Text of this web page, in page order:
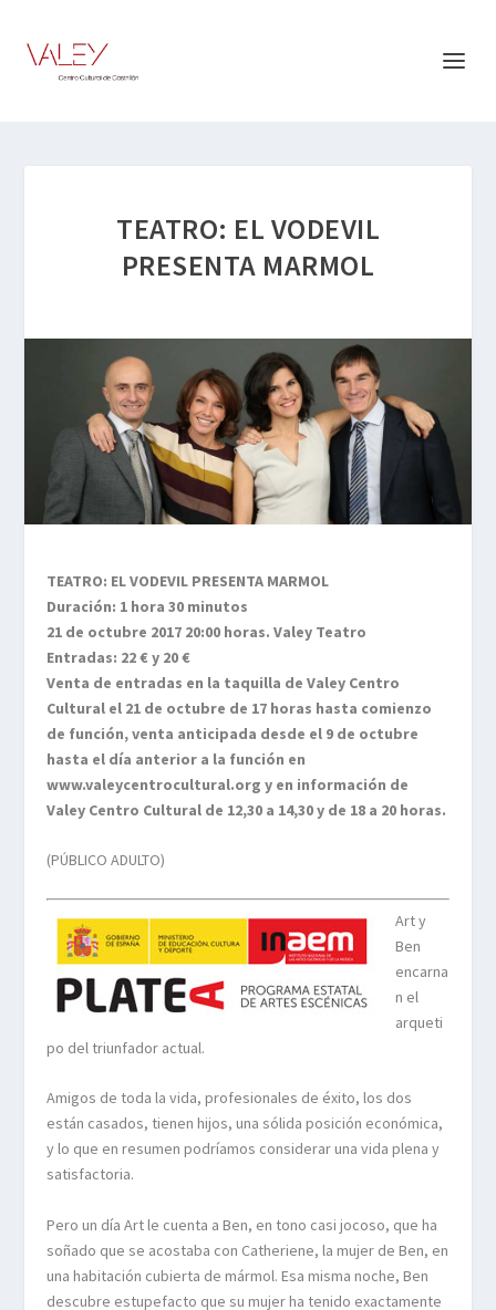
TEATRO: EL VODEVIL
PRESENTA MARMOL
TEATRO: EL VODEVIL PRESENTA MARMOL
Duración: 1 hora 30 minutos
21 de octubre 2017 20:00 horas. Valey Teatro
Entradas: 22 € y 20 €
Venta de entradas en la taquilla de Valey Centro
Cultural el 21 de octubre de 17 horas hasta comienzo
de función, venta anticipada desde el 9 de octubre
hasta el día anterior a la función en
www.valeycentrocultural.org y en información de
Valey Centro Cultural de 12,30 a 14,30 y de 18 a 20 horas.
(PÚBLICO ADULTO)
Art y
Ben
encarna
n el
arqueti
po del triunfador actual.
Amigos de toda la vida, profesionales de éxito, los dos
están casados, tienen hijos, una sólida posición económica,
y lo que en resumen podríamos considerar una vida plena y
satisfactoria.
Pero un día Art le cuenta a Ben, en tono casi jocoso, que ha
soñado que se acostaba con Catheriene, la mujer de Ben, en
una habitación cubierta de mármol. Esa misma noche, Ben
descubre estupefacto que su mujer ha tenido exactamente